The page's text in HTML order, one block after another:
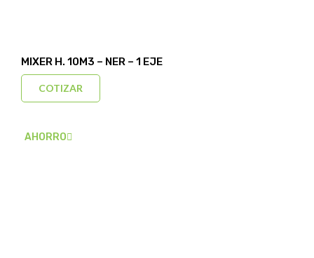
MIXER H. 10M3 – NER – 1 EJE
COTIZAR
AHORRO